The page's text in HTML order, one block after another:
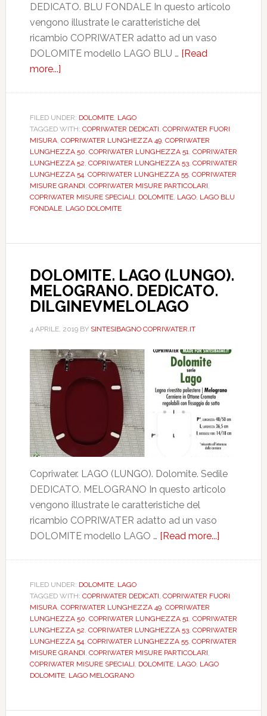
DEDICATO. BLU FONDALE In questo articolo
vengono illustrate le caratteristiche del
ricambio COPRIWATER adatto ad un vaso
DOLOMITE modello LAGO BLU … [Read
more...]
(LUNGO).
BLU
FONDALE.
DEDICATO.
DILGINEVBLFOLAGO
FILED UNDER: DOLOMITE, LAGO
TAGGED WITH: COPRIWATER DEDICATI, COPRIWATER FUORI
MISURA, COPRIWATER LUNGHEZZA 49, COPRIWATER
LUNGHEZZA 50, COPRIWATER LUNGHEZZA 51, COPRIWATER
LUNGHEZZA 52, COPRIWATER LUNGHEZZA 53, COPRIWATER
LUNGHEZZA 54, COPRIWATER LUNGHEZZA 55, COPRIWATER
MISURE GRANDI, COPRIWATER MISURE PARTICOLARI,
COPRIWATER MISURE SPECIALI, DOLOMITE, LAGO, LAGO BLU
FONDALE, LAGO DOLOMITE
DOLOMITE. LAGO (LUNGO).
MELOGRANO. DEDICATO.
DILGINEVMELOLAGO
4 APRILE, 2019BY SINTESIBAGNO COPRIWATER.IT
Copriwater. LAGO (LUNGO). Dolomite. Sedile
DEDICATO. MELOGRANO In questo articolo
vengono illustrate le caratteristiche del
ricambio COPRIWATER adatto ad un vaso
DOLOMITE modello LAGO … [Read more...]
FILED UNDER: DOLOMITE, LAGO
TAGGED WITH: COPRIWATER DEDICATI, COPRIWATER FUORI
MISURA, COPRIWATER LUNGHEZZA 49, COPRIWATER
LUNGHEZZA 50, COPRIWATER LUNGHEZZA 51, COPRIWATER
LUNGHEZZA 52, COPRIWATER LUNGHEZZA 53, COPRIWATER
LUNGHEZZA 54, COPRIWATER LUNGHEZZA 55, COPRIWATER
MISURE GRANDI, COPRIWATER MISURE PARTICOLARI,
COPRIWATER MISURE SPECIALI, DOLOMITE, LAGO, LAGO
DOLOMITE, LAGO MELOGRANO